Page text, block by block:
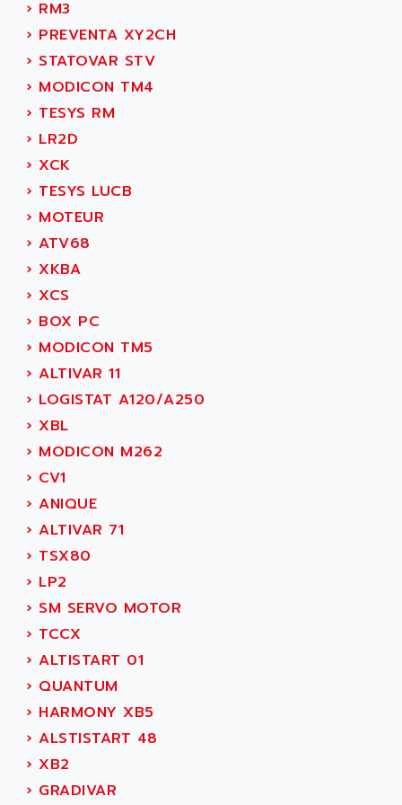
TVD
SERVO DRIVE
AC MAINSPINDLE
KDA
KDS
BUM
BUS
DIAX 04
DIAX 4
CMS
PARVEX
AMS
R6TXB
MOVITRAC
SERVVODYN
SERVODYN
SE50
MDLA
MDLS
ACMD2
ACM
PLS514
PLS510
SERVOSTAR
ADAMCZEWSKI
ADAMEL
ADANI PSC
ADAPTATER
ADAPTATIVE
ADAPTEC
ADAPTORR
ADAS
ADC AUTOMATICA
ADDA
ADDI DATA
ADEL SYSTEM
ADEPT
ADEPT TECHNOLOGY
ADETEC
ADITEC
ADL
ADL EUROTECH
ADLINK
ADLINK TECHNOLOGY
ADM ELECTRONIC
ADMV
ADN
ADN PESAGE
ADV
› RM3
› PREVENTA XY2CH
› STATOVAR STV
› MODICON TM4
› TESYS RM
› LR2D
› XCK
› TESYS LUCB
› MOTEUR
› ATV68
› XKBA
› XCS
› BOX PC
› MODICON TM5
› ALTIVAR 11
› LOGISTAT A120/A250
› XBL
› MODICON M262
› CV1
› ANIQUE
› ALTIVAR 71
› TSX80
› LP2
› SM SERVO MOTOR
› TCCX
› ALTISTART 01
› QUANTUM
› HARMONY XB5
› ALSTISTART 48
› XB2
› GRADIVAR